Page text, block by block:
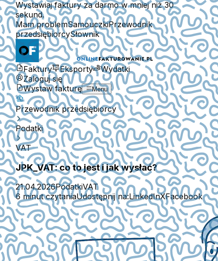
Wystawiaj faktury za darmo w mniej niż 30
sekund.
Mam problemSamouczkiPrzewodnik
przedsiębiorcySłownik
Faktury Eksporty
Wydatki
Zaloguj się
Wystaw fakturę
Menu
Przewodnik przedsiębiorcy
Podatki
VAT
JPK_VAT: co to jest i jak wysłać?
21.04.2026PodatkiVAT
6 minut czytaniaUdostępnij na:LinkedInXFacebook